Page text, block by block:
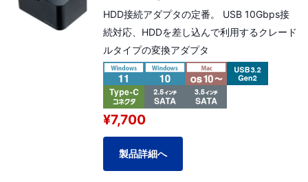
HDD接続アダプタの定番。 USB 10Gbps接
続対応、HDDを差し込んで利用するクレード
ルタイプの変換アダプタ
¥7,700
製品詳細へ